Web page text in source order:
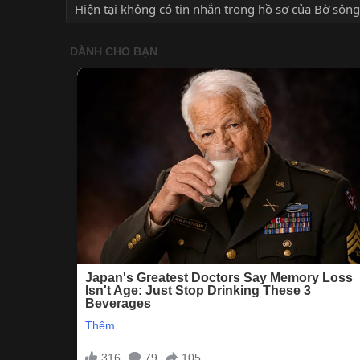
Hiện tại không có tin nhắn trong hồ sơ của Bờ